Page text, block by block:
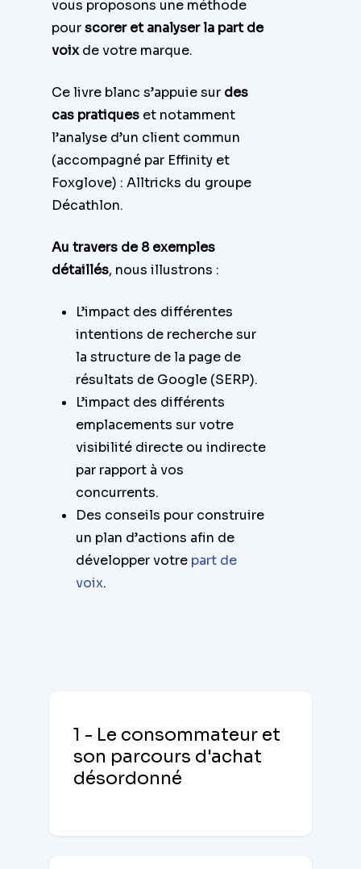
vous proposons une méthode
pourscorer et analyser la part de
voixde votre marque.
Ce livre blanc s’appuie sur des
cas pratiques et notamment
l’analyse d’un client commun
(accompagné par Effinity et
Foxglove) : Alltricks du groupe
Décathlon.
Au travers de 8 exemples
détaillés, nous illustrons :
L’impact des différentes
intentions de recherche sur
la structure de la page de
résultats de Google (SERP).
L’impact des différents
emplacements sur votre
visibilité directe ou indirecte
par rapport à vos
concurrents.
Des conseils pour construire
un plan d’actions afin de
développer votre part de
voix.
1 - Le consommateur et
son parcours d'achat
désordonné